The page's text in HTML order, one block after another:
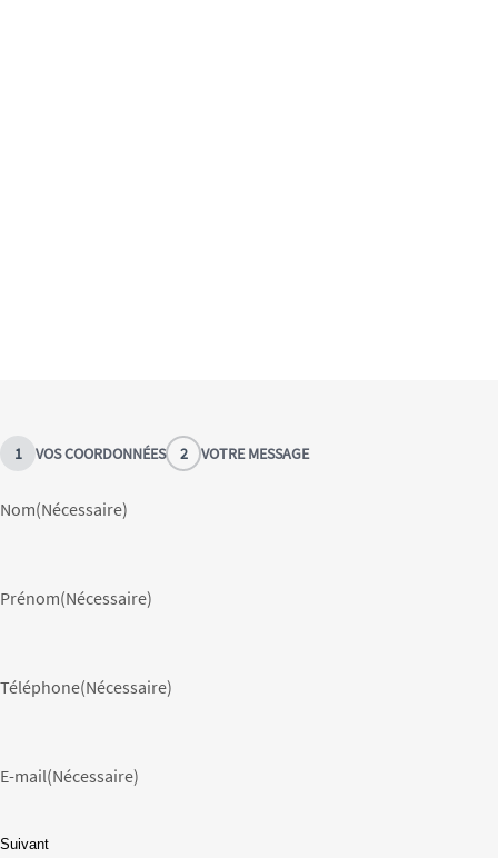
1 VOS COORDONNÉES 2 VOTRE MESSAGE
Nom(Nécessaire)
Prénom(Nécessaire)
Téléphone(Nécessaire)
E-mail(Nécessaire)